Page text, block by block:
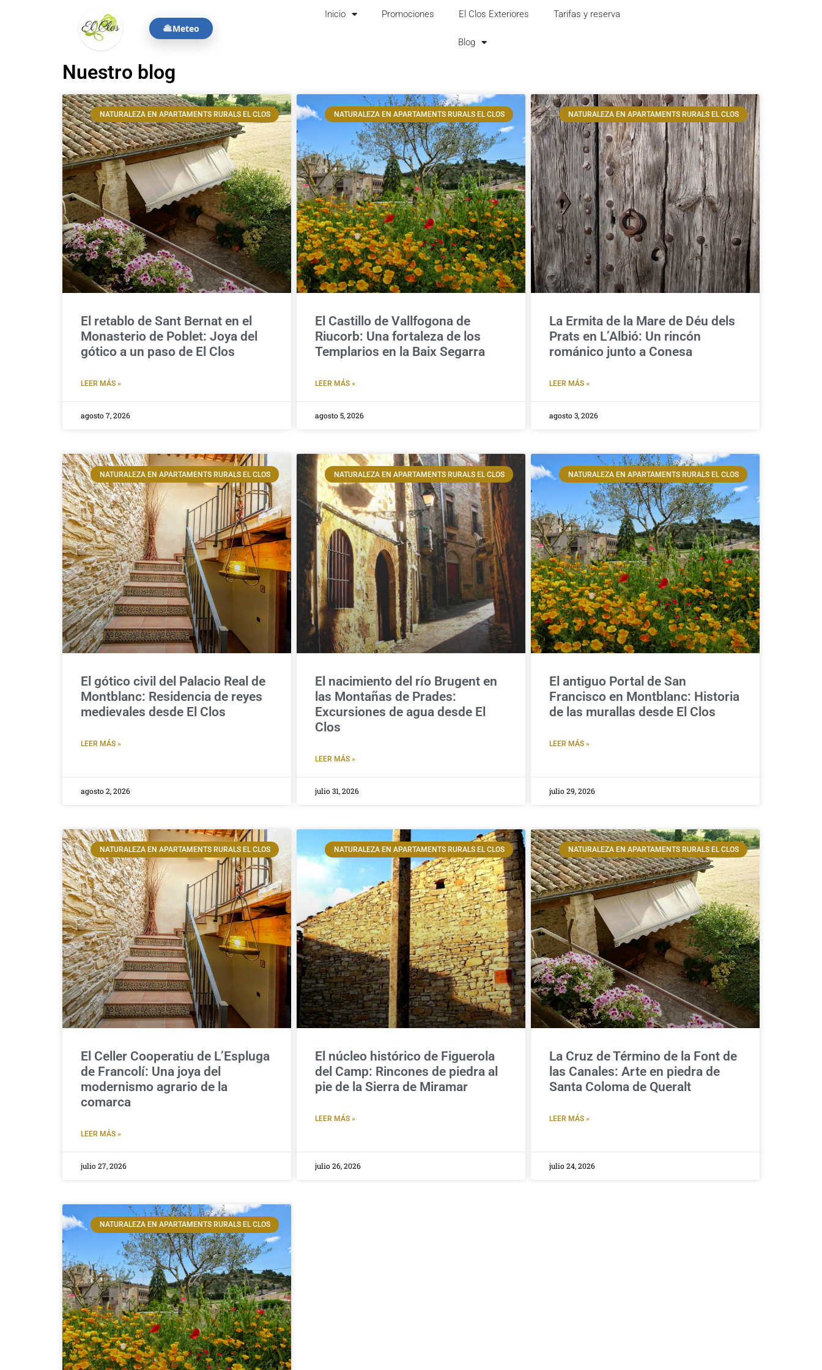
Meteo
Inicio Promociones El Clos Exteriores Tarifas y reserva
Blog
Nuestro blog
NATURALEZA EN APARTAMENTS RURALS EL CLOS
El retablo de Sant Bernat en el
Monasterio de Poblet: Joya del
gótico a un paso de El Clos
LEER MÁS »
agosto 7, 2026
NATURALEZA EN APARTAMENTS RURALS EL CLOS
El Castillo de Vallfogona de
Riucorb: Una fortaleza de los
Templarios en la Baix Segarra
LEER MÁS »
agosto 5, 2026
NATURALEZA EN APARTAMENTS RURALS EL CLOS
La Ermita de la Mare de Déu dels
Prats en L’Albió: Un rincón
románico junto a Conesa
LEER MÁS »
agosto 3, 2026
NATURALEZA EN APARTAMENTS RURALS EL CLOS
El gótico civil del Palacio Real de
Montblanc: Residencia de reyes
medievales desde El Clos
LEER MÁS »
agosto 2, 2026
NATURALEZA EN APARTAMENTS RURALS EL CLOS
El nacimiento del río Brugent en
las Montañas de Prades:
Excursiones de agua desde El
Clos
LEER MÁS »
julio 31, 2026
NATURALEZA EN APARTAMENTS RURALS EL CLOS
El antiguo Portal de San
Francisco en Montblanc: Historia
de las murallas desde El Clos
LEER MÁS »
julio 29, 2026
NATURALEZA EN APARTAMENTS RURALS EL CLOS
El Celler Cooperatiu de L’Espluga
de Francolí: Una joya del
modernismo agrario de la
comarca
LEER MÁS »
julio 27, 2026
NATURALEZA EN APARTAMENTS RURALS EL CLOS
El núcleo histórico de Figuerola
del Camp: Rincones de piedra al
pie de la Sierra de Miramar
LEER MÁS »
julio 26, 2026
NATURALEZA EN APARTAMENTS RURALS EL CLOS
La Cruz de Término de la Font de
las Canales: Arte en piedra de
Santa Coloma de Queralt
LEER MÁS »
julio 24, 2026
NATURALEZA EN APARTAMENTS RURALS EL CLOS